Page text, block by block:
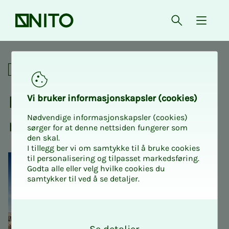
Forsiden Åpne søk
{
Fagnettverk
Fag­­­nett­verk for kli­­­ma og
mil­­­jø
Vi bru­­­ker in­­­for­­­ma­­­sjons­­­kaps­­­­­ler (cookies)
Nødvendige informasjonskapsler (cookies)
sørger for at denne nettsiden fungerer som
den skal.
I tillegg ber vi om samtykke til å bruke cookies
til personalisering og tilpasset markedsføring.
Godta alle eller velg hvilke cookies du
samtykker til ved å se detaljer.